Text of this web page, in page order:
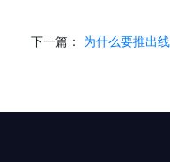
下一篇： 为什么要推出